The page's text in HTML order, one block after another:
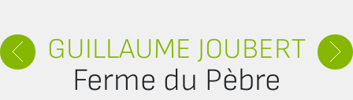
GUILLAUME JOUBERT
Ferme du Pèbre